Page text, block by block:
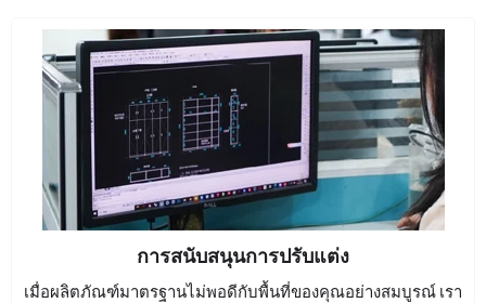
การสนับสนุนการปรับแต่ง
เมื่อผลิตภัณฑ์มาตรฐานไม่พอดีกับพื้นที่ของคุณอย่างสมบูรณ์ เรา